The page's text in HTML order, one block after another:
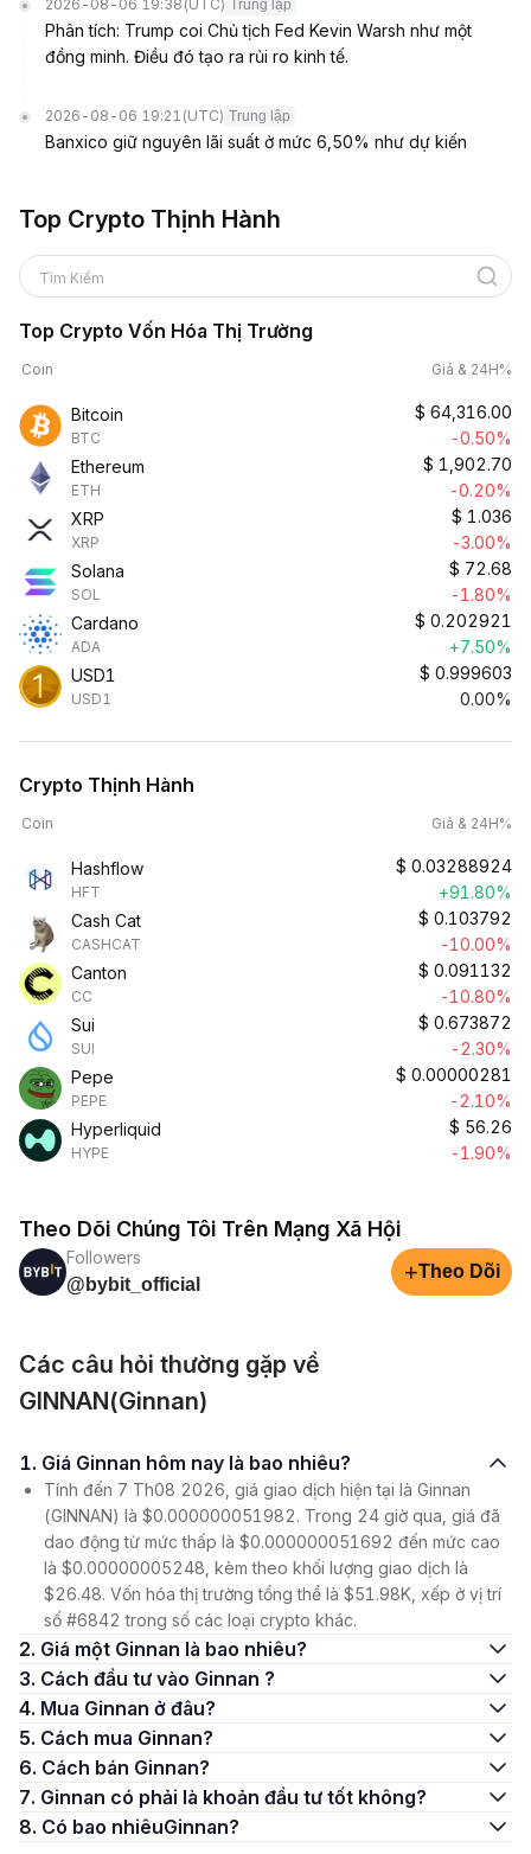
2026-08-06 19:38 (UTC) Trung lập
Phân tích: Trump coi Chủ tịch Fed Kevin Warsh như một
đồng minh. Điều đó tạo ra rủi ro kinh tế.
2026-08-06 19:21 (UTC) Trung lập
Banxico giữ nguyên lãi suất ở mức 6,50% như dự kiến
Top Crypto Thịnh Hành
Tìm Kiếm
Top Crypto Vốn Hóa Thị Trường
Coin Giá & 24H%
Bitcoin
BTC
$ 64,316.00
-0.50%
Ethereum
ETH
$ 1,902.70
-0.20%
XRP
XRP
$ 1.036
-3.00%
Solana
SOL
$ 72.68
-1.80%
Cardano
ADA
$ 0.202921
+7.50%
USD1
USD1
$ 0.999603
0.00%
Crypto Thịnh Hành
Coin Giá & 24H%
Hashflow
HFT
$ 0.03288924
+91.80%
Cash Cat
CASHCAT
$ 0.103792
-10.00%
Canton
CC
$ 0.091132
-10.80%
Sui
SUI
$ 0.673872
-2.30%
Pepe
PEPE
$ 0.00000281
-2.10%
Hyperliquid
HYPE
$ 56.26
-1.90%
Theo Dõi Chúng Tôi Trên Mạng Xã Hội
Followers
@bybit_official
+Theo Dõi
Các câu hỏi thường gặp về
GINNAN(Ginnan)
1. Giá Ginnan hôm nay là bao nhiêu?
Tính đến 7 Th08 2026, giá giao dịch hiện tại là Ginnan
(GINNAN) là $0.000000051982. Trong 24 giờ qua, giá đã
dao động từ mức thấp là $0.000000051692 đến mức cao
là $0.00000005248, kèm theo khối lượng giao dịch là
$26.48. Vốn hóa thị trường tổng thể là $51.98K, xếp ở vị trí
số #6842 trong số các loại crypto khác.
2. Giá một Ginnan là bao nhiêu?
3. Cách đầu tư vào Ginnan ?
4. Mua Ginnan ở đâu?
5. Cách mua Ginnan?
6. Cách bán Ginnan?
7. Ginnan có phải là khoản đầu tư tốt không?
8. Có bao nhiêuGinnan?